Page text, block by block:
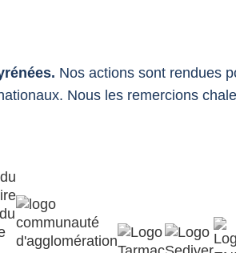
Nos actions sont rendues
Nous les remercions